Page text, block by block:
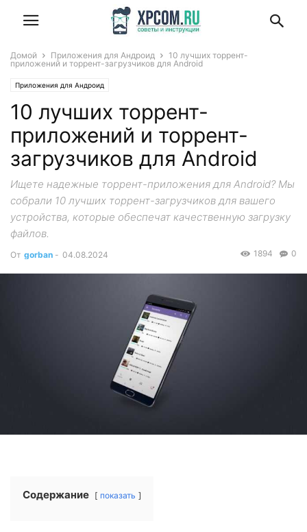
Домой Приложения для Андроид
10 лучших торрент-
приложений и торрент-загрузчиков для Android
Приложения для Андроид
10 лучших торрент-
приложений и торрент-
загрузчиков для Android
Ищете надежные торрент-приложения для Android? Мы
собрали 10 лучших торрент-загрузчиков для вашего
устройства, которые обеспечат качественную загрузку
файлов.
От gorban - 04.08.2024 0
1894
Содержание показать